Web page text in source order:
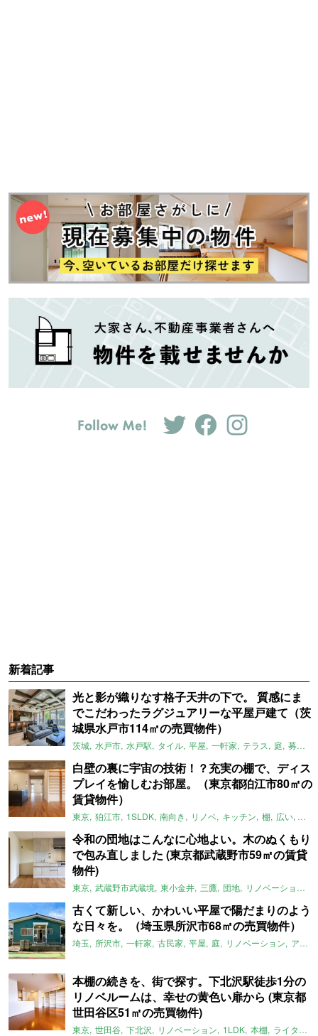
新着記事
光と影が織りなす格子天井の下で。 質感にま
でこだわったラグジュアリーな平屋戸建て（茨
城県水戸市114㎡の売買物件）
茨城 水戸市 水戸駅 タイル 平屋 一軒家 テラス 庭 募集中
白壁の裏に宇宙の技術！？充実の棚で、ディス
プレイを愉しむお部屋。（東京都狛江市80㎡の
賃貸物件）
東京 狛江市 1SLDK 南向き リノベ キッチン 棚 広い ガイ
令和の団地はこんなに心地よい。木のぬくもり
で包み直しました (東京都武蔵野市59㎡の賃貸
物件)
東京 武蔵野市武蔵境 東小金井 三鷹 団地 リノベーション
古くて新しい、かわいい平屋で陽だまりのよう
な日々を。（埼玉県所沢市68㎡の売買物件）
埼玉 所沢市 一軒家 古民家 平屋 庭 リノベーション アメリカンハウス
本棚の続きを、街で探す。下北沢駅徒歩1分の
リノベルームは、幸せの黄色い扉から (東京都
世田谷区51㎡の売買物件)
東京 世田谷 下北沢 リノベーション 1LDK 本棚 ライター：ほしりょうこ